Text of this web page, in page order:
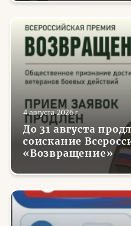
4 августа 2026 г.
До 31 августа
соискание
«Возвращение»